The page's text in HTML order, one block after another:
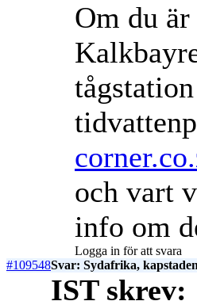
Om du är
och vart
info om
Logga in för att svara
#109548Svar: Sydafrika,
IST skrev: